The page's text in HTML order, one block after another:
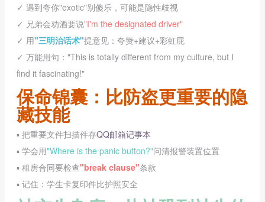
✓ 遇到夸你"exotic"别傻乐，可能是隐性歧视
✓ 兄弟会劝酒要说"I'm the designated driver"
✓ 用"三明治话术"提意见：夸赞+建议+彩虹屁
✓ 万能用句："This is totally different from my culture, but I
find it fascinating!"
保命锦囊：比防盗更重要的隐
藏技能
▪️ 把重要文件扫描件存QQ邮箱记事本
▪️ 学会用"Where is the panic button?"问清报警装置位置
▪️ 租房合同要检查"break clause"条款
▪️ 记住：学生卡复印件比护照安全